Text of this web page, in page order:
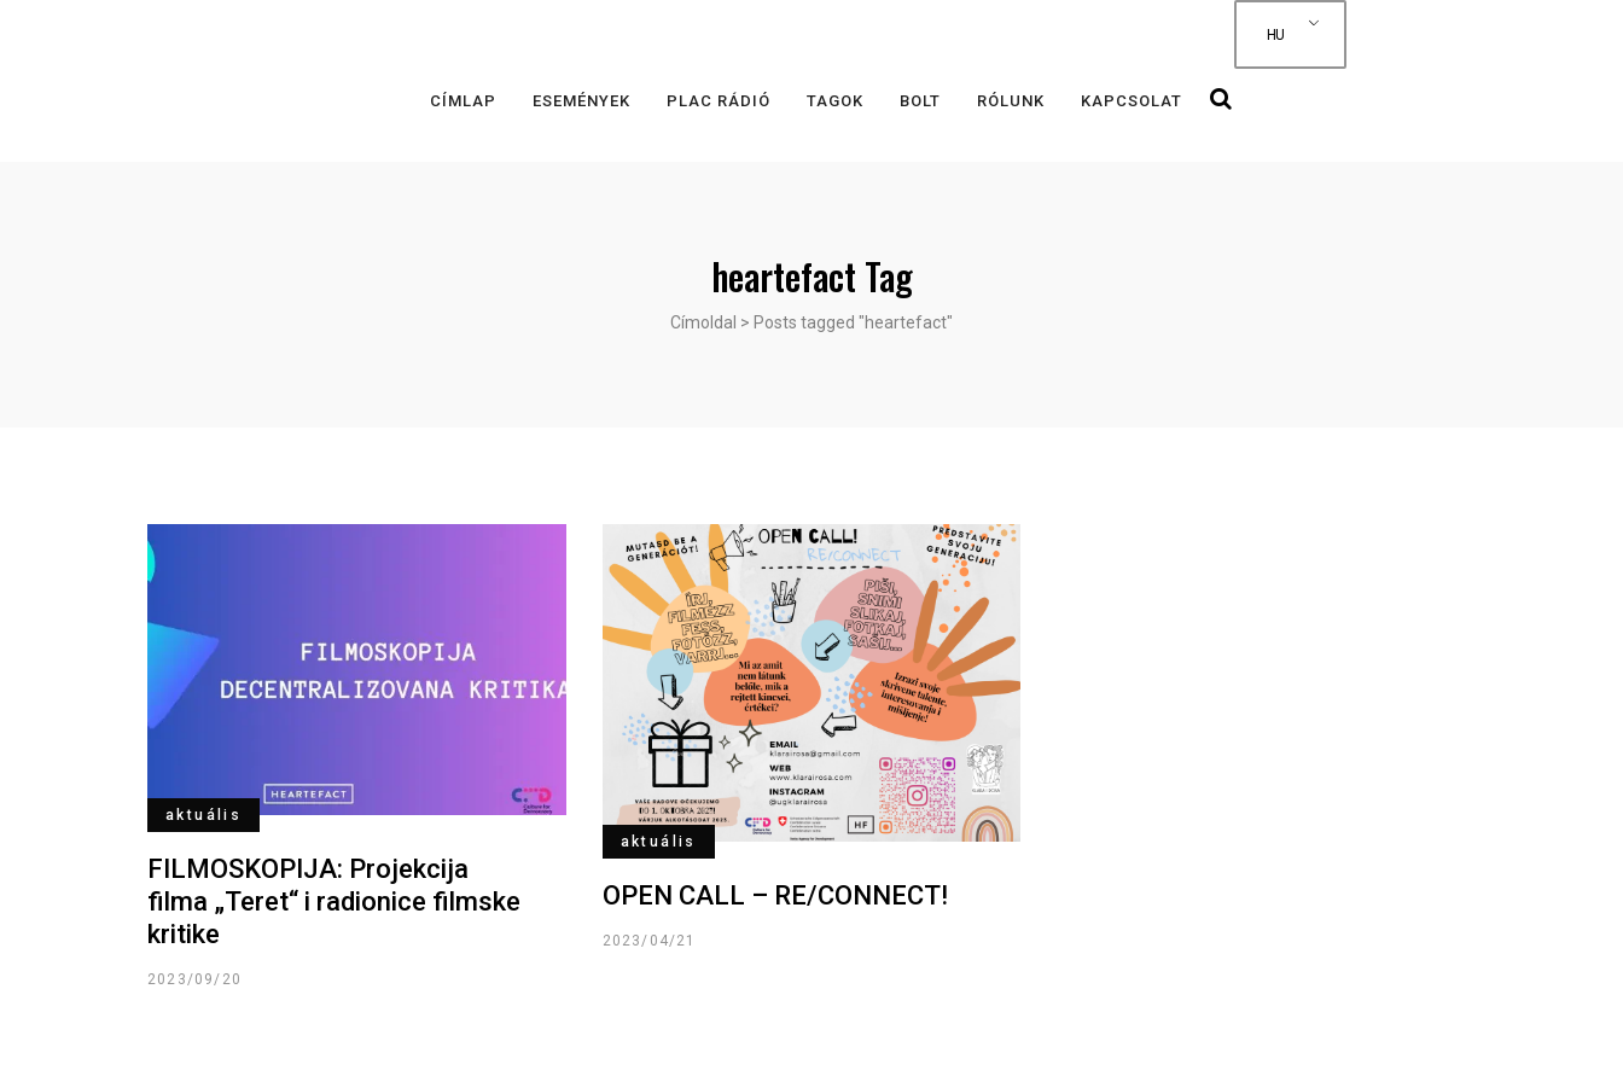
HU
CÍMLAP ESEMÉNYEK PLAC RÁDIÓ TAGOK BOLT RÓLUNK KAPCSOLAT
heartefact Tag
Címoldal > Posts tagged "heartefact"
aktuális
FILMOSKOPIJA: Projekcija
filma „Teret“ i radionice filmske
kritike
2023/09/20
aktuális
OPEN CALL – RE/CONNECT!
2023/04/21